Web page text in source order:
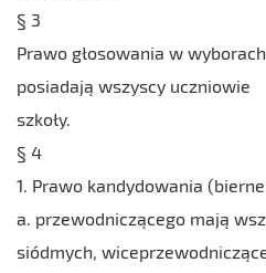
§ 3
Prawo głosowania w
posiadają wszyscy uczniowie
szkoły.
§ 4
1. Prawo kandydowania
a. przewodniczącego mają
siódmych,